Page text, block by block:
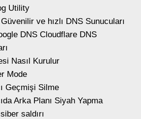
Utility
ve hızlı DNS Sunucuları
DNS Cloudflare DNS
Nasıl Kurulur
Mode
Geçmişi Silme
Arka Planı Siyah Yapma
saldırı